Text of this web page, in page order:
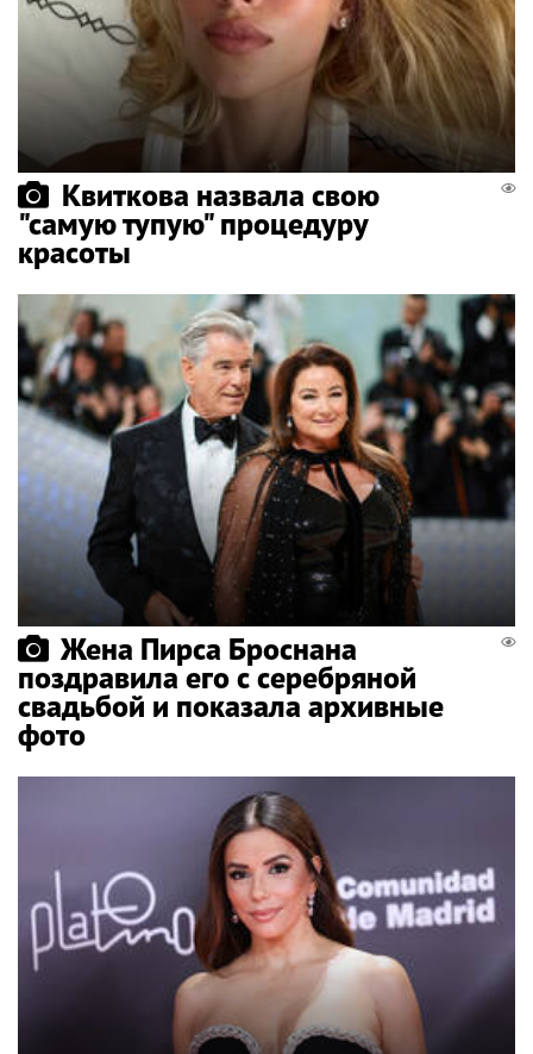
Квиткова назвала свою
"самую тупую" процедуру
красоты
Жена Пирса Броснана
поздравила его с серебряной
свадьбой и показала архивные
фото